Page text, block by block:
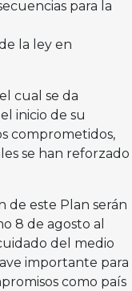
para la
la ley en
cual se da
inicio de su
comprometidos,
se han reforzado
de este Plan serán
8 de agosto al
del medio
importante para
como país